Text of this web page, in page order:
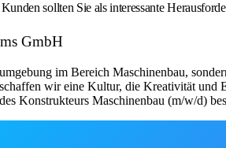
sollten Sie als interessante
GmbH
im Bereich Maschinenbau,
wir eine Kultur, die Kreativität
Konstrukteurs Maschinenbau (m/w/d)